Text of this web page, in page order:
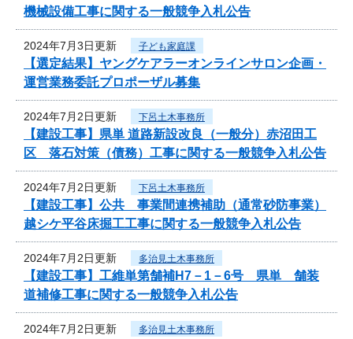
機械設備工事に関する一般競争入札公告
2024年7月3日更新 子ども家庭課
【選定結果】ヤングケアラーオンラインサロン企画・
運営業務委託プロポーザル募集
2024年7月2日更新 下呂土木事務所
【建設工事】県単 道路新設改良（一般分）赤沼田工
区 落石対策（債務）工事に関する一般競争入札公告
2024年7月2日更新 下呂土木事務所
【建設工事】公共 事業間連携補助（通常砂防事業）
越シケ平谷床掘工工事に関する一般競争入札公告
2024年7月2日更新 多治見土木事務所
【建設工事】工維単第舗補H7－1－6号 県単 舗装
道補修工事に関する一般競争入札公告
2024年7月2日更新 多治見土木事務所